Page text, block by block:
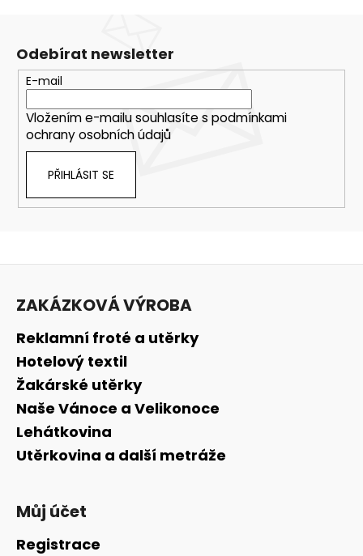
Odebírat newsletter
E-mail
Vložením e-mailu souhlasíte s podmínkami
ochrany osobních údajů
PŘIHLÁSIT SE
ZAKÁZKOVÁ VÝROBA
Reklamní froté a utěrky
Hotelový textil
Žakárské utěrky
Naše Vánoce a Velikonoce
Lehátkovina
Utěrkovina a další metráže
Můj účet
Registrace